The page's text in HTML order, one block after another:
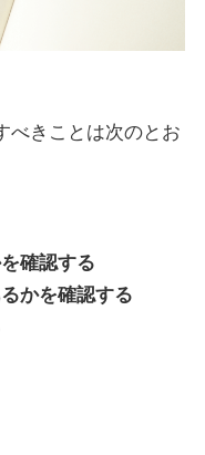
べきことは次のとお
確認する
かを確認する